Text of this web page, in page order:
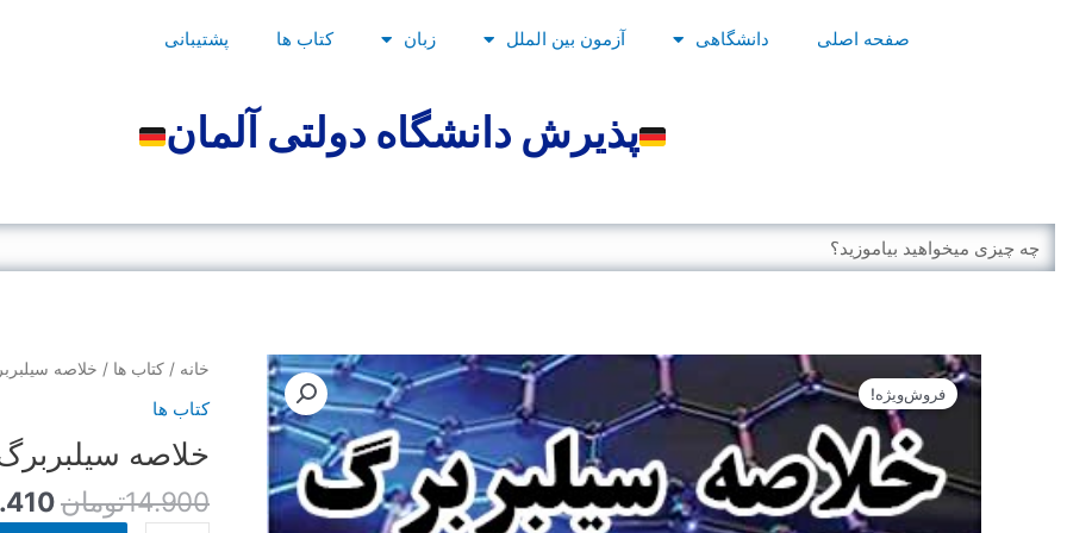
صفحه اصلی دانشگاهی آزمون بین الملل زبان کتاب ها پشتیبانی
پذیرش دانشگاه دولتی آلمان
Search
فروش‌ویژه!
خانه / کتاب ها / خلاصه
کتاب ها
خلاصه
14.900تومان
بود.
خلاصه
سیلبربرگ
شیمی
عمومی